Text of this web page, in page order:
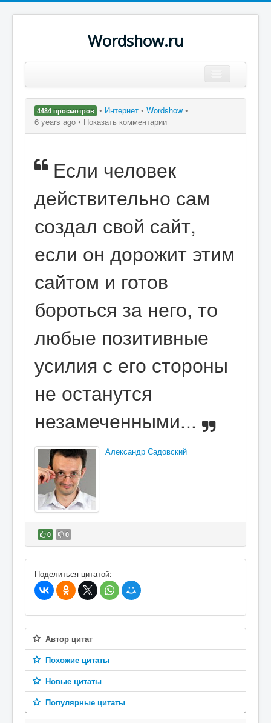
Wordshow.ru
Популярные цитаты
Поиск
4484 просмотров • Интернет • Wordshow •
6 years ago • Показать комментарии
Если человек
действительно сам
создал свой сайт,
если он дорожит этим
сайтом и готов
бороться за него, то
любые позитивные
усилия с его стороны
не останутся
незамеченными...
Александр Садовский
0 0
В избранное
Поделиться цитатой:
Автор цитат
Похожие цитаты
Новые цитаты
Популярные цитаты